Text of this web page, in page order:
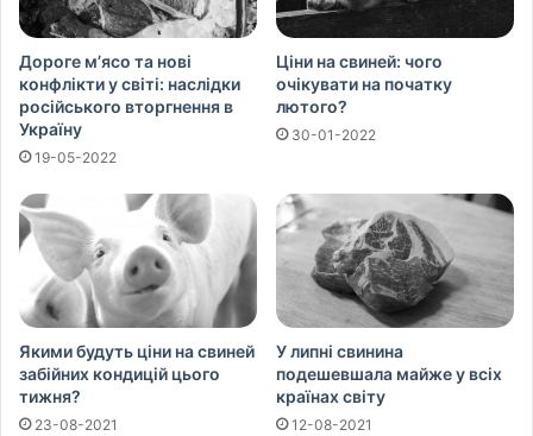
Дороге м’ясо та нові
конфлікти у світі: наслідки
російського вторгнення в
Україну
19-05-2022
Ціни на свиней: чого
очікувати на початку
лютого?
30-01-2022
Якими будуть ціни на свиней
забійних кондицій цього
тижня?
23-08-2021
У липні свинина
подешевшала майже у всіх
країнах світу
12-08-2021